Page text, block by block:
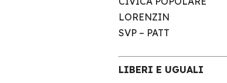
LORENZIN
SVP –
LIBERI E